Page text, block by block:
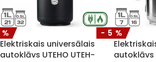
Elektriskais universālais
autoklāvs UTEHO UTEH-
-5%
autoklāvs